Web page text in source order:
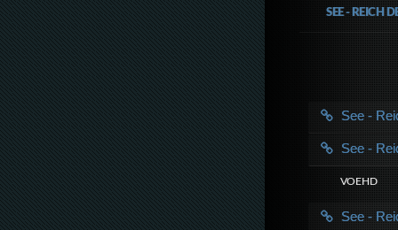
SEE - REICH
See -
See -
VOE HD
See -